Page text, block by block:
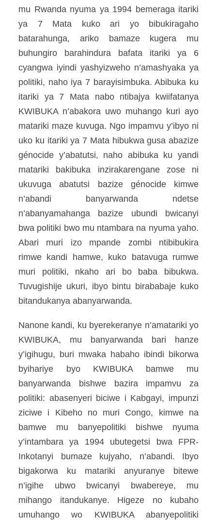
mu Rwanda nyuma ya 1994 bemeraga itariki
ya 7 Mata kuko ari yo bibukiragaho
batarahunga, ariko bamaze kugera mu
buhungiro barahindura bafata itariki ya 6
cyangwa iyindi yashyizweho n’amashyaka ya
politiki, naho iya 7 barayisimbuka. Abibuka ku
itariki ya 7 Mata nabo ntibajya kwiifatanya
KWIBUKA n’abakora uwo muhango kuri ayo
matariki maze kuvuga. Ngo impamvu y’ibyo ni
uko ku itariki ya 7 Mata hibukwa gusa abazize
génocide y’abatutsi, naho abibuka ku yandi
matariki bakibuka inzirakarengane zose ni
ukuvuga abatutsi bazize génocide kimwe
n’abandi banyarwanda ndetse
n’abanyamahanga bazize ubundi bwicanyi
bwa politiki bwo mu ntambara na nyuma yaho.
Abari muri izo mpande zombi ntibibukira
rimwe kandi hamwe, kuko batavuga rumwe
muri politiki, nkaho ari bo baba bibukwa.
Tuvugishije ukuri, ibyo bintu birababaje kuko
bitandukanya abanyarwanda.
Nanone kandi, ku byerekeranye n’amatariki yo
KWIBUKA, mu banyarwanda bari hanze
y’igihugu, buri mwaka habaho ibindi bikorwa
byihariye byo KWIBUKA bamwe mu
banyarwanda bishwe bazira impamvu za
politiki: abasenyeri biciwe i Kabgayi, impunzi
ziciwe i Kibeho no muri Congo, kimwe na
bamwe mu banyepolitiki bishwe nyuma
y’intambara ya 1994 ubutegetsi bwa FPR-
Inkotanyi bumaze kujyaho, n’abandi. Ibyo
bigakorwa ku matariki anyuranye bitewe
n’igihe ubwo bwicanyi bwabereye, mu
mihango itandukanye. Higeze no kubaho
umuhango wo KWIBUKA abanyepolitiki